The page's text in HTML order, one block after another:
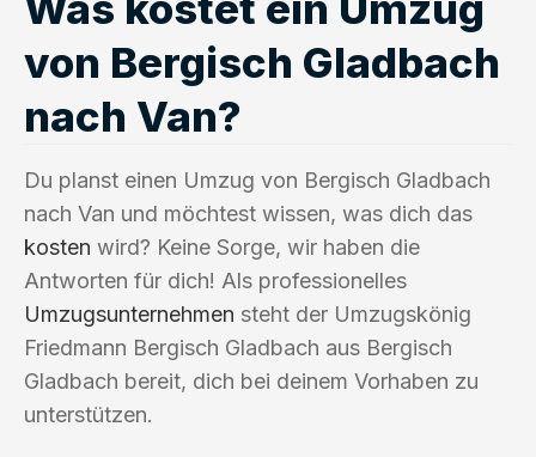
von Bergisch Gladbach
nach Van?
Du planst einen Umzug von Bergisch Gladbach
nach Van und möchtest wissen, was dich das
kosten wird? Keine Sorge, wir haben die
Antworten für dich! Als professionelles
Umzugsunternehmen steht der Umzugskönig
Friedmann Bergisch Gladbach aus Bergisch
Gladbach bereit, dich bei deinem Vorhaben zu
unterstützen.